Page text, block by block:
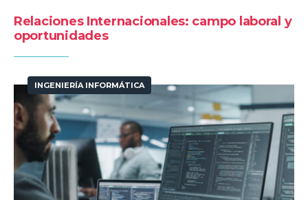
Relaciones Internacionales: campo laboral y
oportunidades
INGENIERÍA INFORMÁTICA